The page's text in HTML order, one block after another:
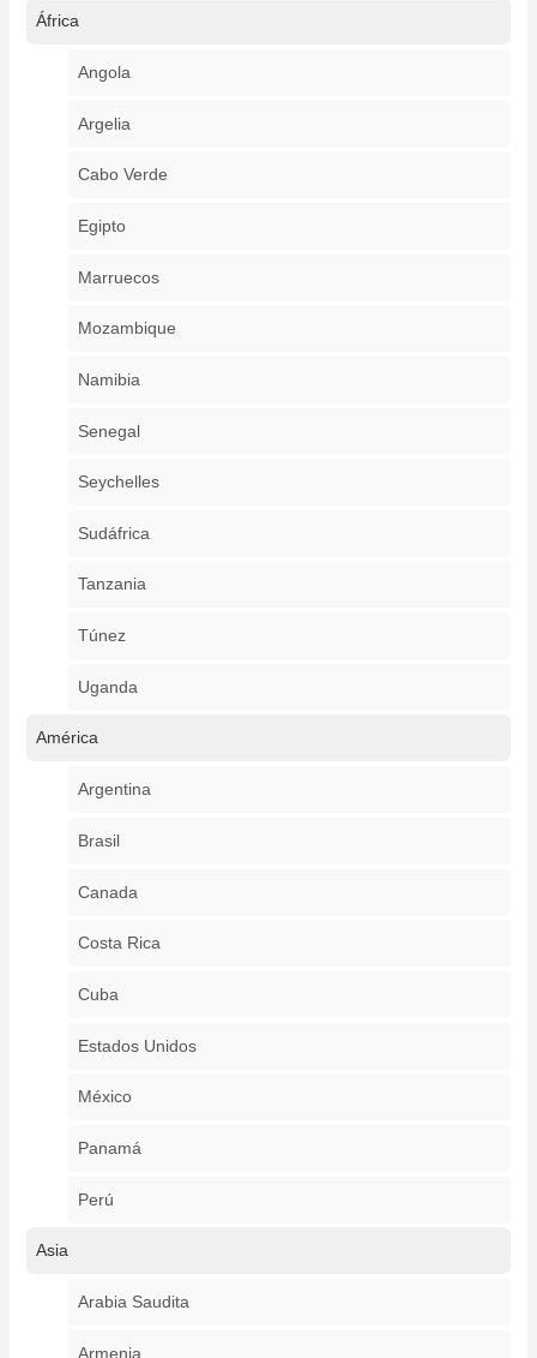
África
Angola
Argelia
Cabo Verde
Egipto
Marruecos
Mozambique
Namibia
Senegal
Seychelles
Sudáfrica
Tanzania
Túnez
Uganda
América
Argentina
Brasil
Canada
Costa Rica
Cuba
Estados Unidos
México
Panamá
Perú
Asia
Arabia Saudita
Armenia